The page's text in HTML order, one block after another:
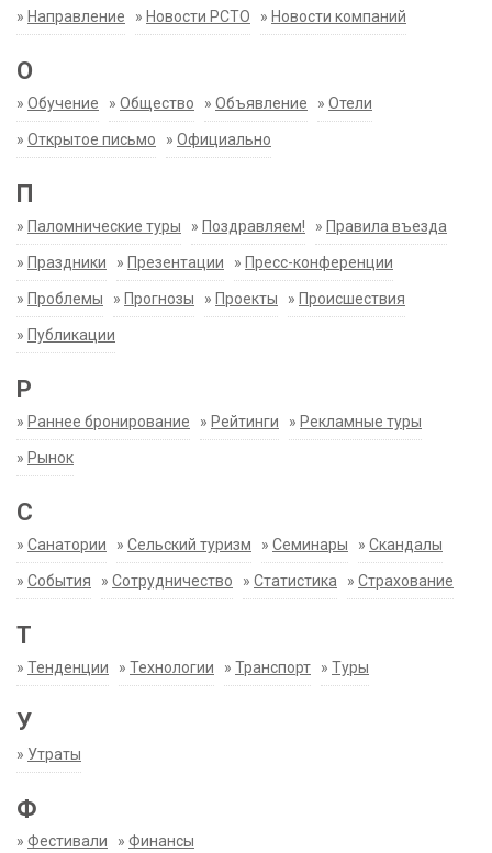
» Направление » Новости РСТО » Новости компаний
О
» Обучение » Общество » Объявление » Отели
» Открытое письмо » Официально
П
» Паломнические туры » Поздравляем! » Правила въезда
» Праздники » Презентации » Пресс-конференции
» Проблемы » Прогнозы » Проекты » Происшествия
» Публикации
Р
» Раннее бронирование » Рейтинги » Рекламные туры
» Рынок
С
» Санатории » Сельский туризм » Семинары » Скандалы
» События » Сотрудничество » Статистика » Страхование
Т
» Тенденции » Технологии » Транспорт » Туры
У
» Утраты
Ф
» Фестивали » Финансы